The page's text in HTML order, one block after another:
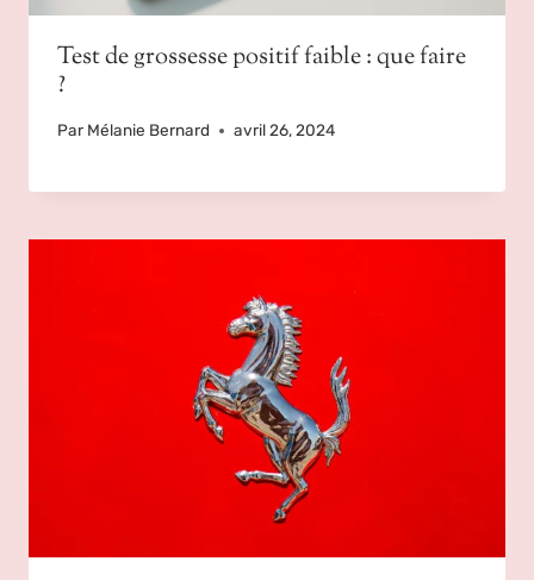
Test de grossesse positif faible : que faire
?
Par Mélanie Bernard avril 26, 2024